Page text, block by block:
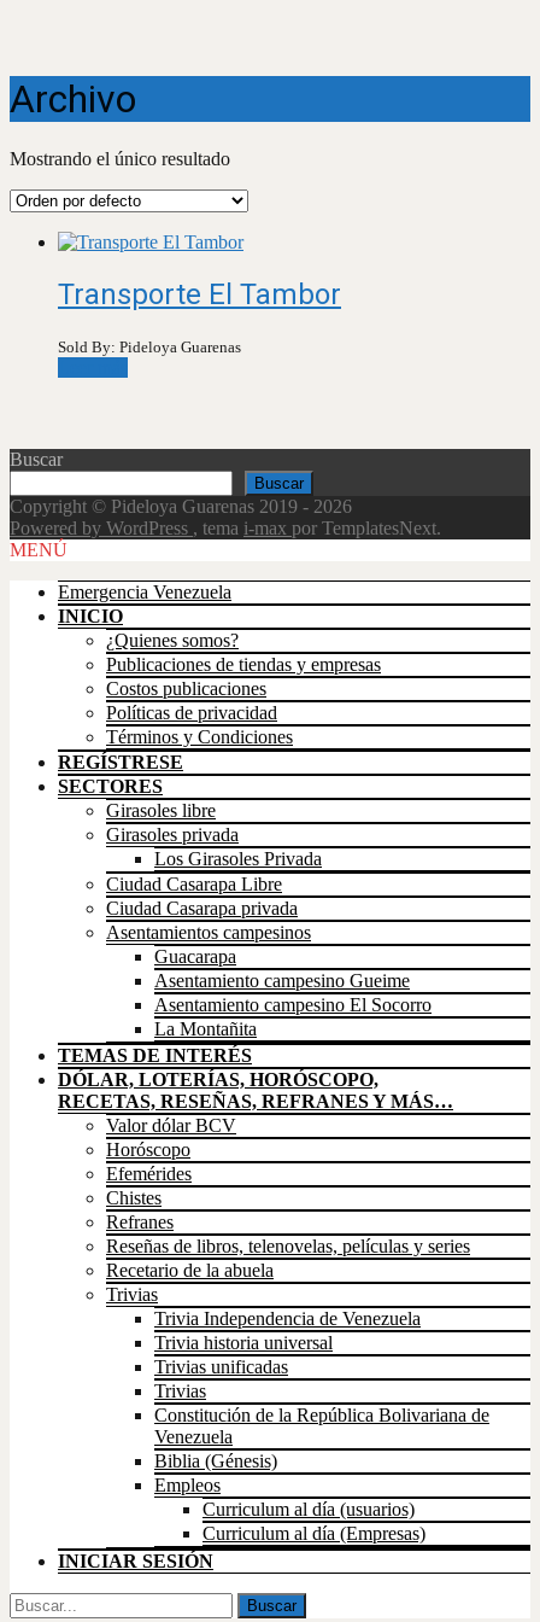
Archivo
Mostrando el único resultado
Transporte El Tambor
Sold By: Pideloya Guarenas
Buscar
Buscar
Copyright © Pideloya Guarenas 2019 - 2026
Powered by WordPress , tema i-max por TemplatesNext.
Scroll
MENÚ
Emergencia Venezuela
INICIO
¿Quienes somos?
Publicaciones de tiendas y empresas
Costos publicaciones
Políticas de privacidad
Términos y Condiciones
REGÍSTRESE
SECTORES
Girasoles libre
Girasoles privada
Los Girasoles Privada
Ciudad Casarapa Libre
Ciudad Casarapa privada
Asentamientos campesinos
Guacarapa
Asentamiento campesino Gueime
Asentamiento campesino El Socorro
La Montañita
TEMAS DE INTERÉS
DÓLAR, LOTERÍAS, HORÓSCOPO,
RECETAS, RESEÑAS, REFRANES Y MÁS…
Valor dólar BCV
Horóscopo
Efemérides
Chistes
Refranes
Reseñas de libros, telenovelas, películas y series
Recetario de la abuela
Trivias
Trivia Independencia de Venezuela
Trivia historia universal
Trivias unificadas
Trivias
Constitución de la República Bolivariana de
Venezuela
Biblia (Génesis)
Empleos
Curriculum al día (usuarios)
Curriculum al día (Empresas)
INICIAR SESIÓN
Buscar